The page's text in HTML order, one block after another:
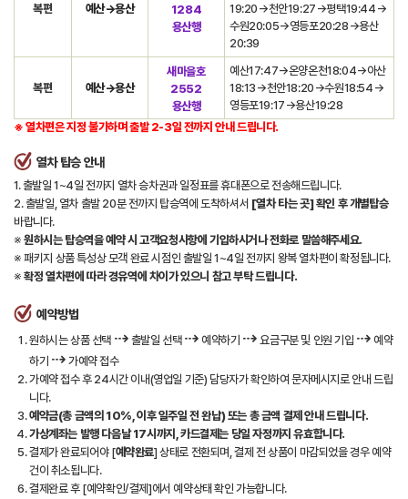
복편 예산→용산
1284
용산행
19:20→천안19:27→평택19:44→
수원20:05→영등포20:28→용산
20:39
복편 예산→용산
새마을호
2552
용산행
예산17:47→온양온천18:04→아산
18:13→천안18:20→수원18:54→
영등포19:17→용산19:28
※ 열차편은 지정 불가하며 출발 2-3일 전까지 안내 드립니다.
열차 탑승 안내
1. 출발일 1~4일 전까지 열차 승차권과 일정표를 휴대폰으로 전송해드립니다.
2. 출발일, 열차 출발 20분 전까지 탑승역에 도착하셔서 [열차 타는 곳] 확인 후 개별탑승
바랍니다.
※원하시는 탑승역을 예약 시 고객요청사항에 기입하시거나 전화로 말씀해주세요.
※ 패키지 상품 특성상 모객 완료 시점인 출발일 1~4일 전까지 왕복 열차편이 확정됩니다.
※확정 열차편에 따라 경유역에 차이가 있으니 참고 부탁 드립니다.
예약방법
원하시는 상품 선택 ⇢ 출발일 선택 ⇢ 예약하기 ⇢ 요금구분 및 인원 기입 ⇢ 예약
하기 ⇢ 가예약 접수
가예약 접수 후 24시간 이내(영업일 기준) 담당자가 확인하여 문자메시지로 안내 드립
니다.
예약금(총 금액의 10%, 이후 일주일 전 완납) 또는 총 금액 결제 안내 드립니다.
가상계좌는 발행 다음날 17시까지, 카드결제는 당일 자정까지 유효합니다.
결제가 완료되어야 [예약완료] 상태로 전환되며, 결제 전 상품이 마감되었을 경우 예약
건이 취소됩니다.
결제완료 후 [예약확인/결제]에서 예약상태 확인 가능합니다.